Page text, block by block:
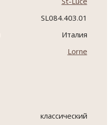
SL084.403.01
Италия
Lorne
классический